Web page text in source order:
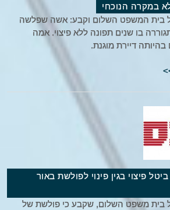
במקרה הנוכחי
בית המשפט השלום וקבע: אשה שפלשה
בו שנים תפונה ללא פיצוי. אמה
דיירת מוגנת.
פיצוי בגין פינוי לפולשת באור
בית משפט השלום, שקבע כי פולשת של